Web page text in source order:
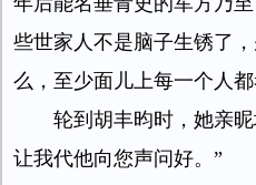
些世家人不是脑子生锈了
么，至少面儿上每一个人都
轮到胡丰昀时，她亲
让我代他向您声问好。”